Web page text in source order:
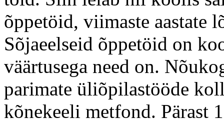
õppetöid, viimaste aastate
Sõjaeelseid õppetöid on
väärtusega need on.
parimate üliõpilastööde
kõnekeeli metfond. Pärast